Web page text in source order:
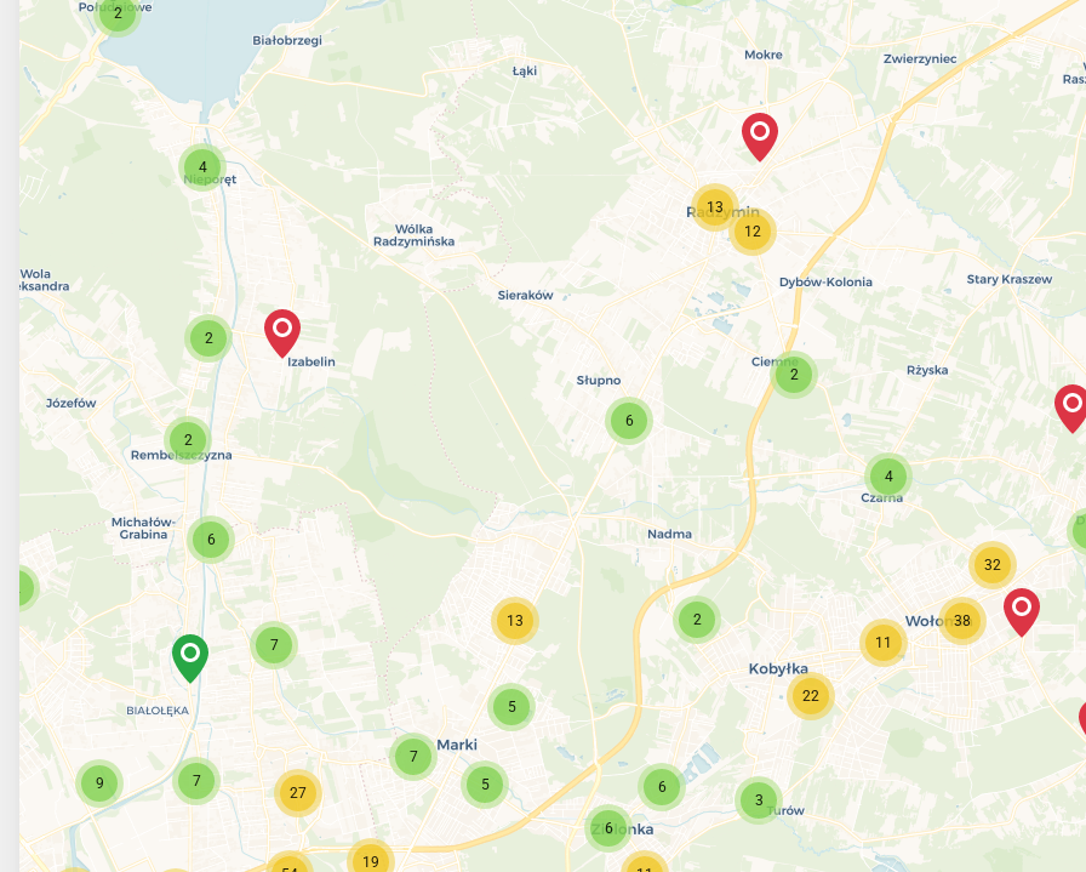
22
11
3
2
6
38
32
4
6
2
5
6
5
7
12
13
7
27
7
6
2
2
4
2
13
19
9